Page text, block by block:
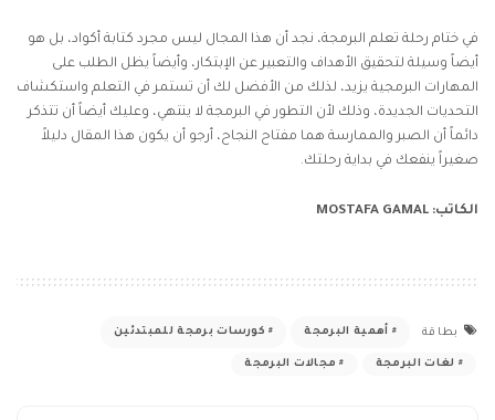
في ختام رحلة تعلم البرمجة، نجد أن هذا المجال ليس مجرد كتابة أكواد، بل هو
أيضاً وسيلة لتحقيق الأهداف والتعبير عن الإبتكار، وأيضاً يظل الطلب على
المهارات البرمجية يزيد، لذلك من الأفضل لك أن تستمر في التعلم واستكشاف
التحديات الجديدة، وذلك لأن التطور في البرمجة لا ينتهي، وعليك أيضاً أن تتذكر
دائماً أن الصبر والممارسة هما مفتاح النجاح، أرجو أن يكون هذا المقال دليلاً
صغيراً ينفعك في بداية رحلتك.
الكاتب: MOSTAFA GAMAL
بطاقة أهمية البرمجة كورسات برمجة للمبتدئين
لغات البرمجة مجالات البرمجة